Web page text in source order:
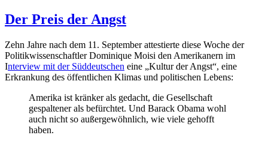
Der Preis der Angst
Zehn Jahre nach dem 11. September attestierte diese Woche der
Politikwissenschaftler Dominique Moisi den Amerikanern im
Interview mit der Süddeutschen eine „Kultur der Angst“, eine
Erkrankung des öffentlichen Klimas und politischen Lebens:
Amerika ist kränker als gedacht, die Gesellschaft
gespaltener als befürchtet. Und Barack Obama wohl
auch nicht so außergewöhnlich, wie viele gehofft
haben.